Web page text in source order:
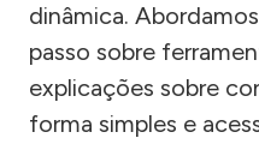
dinâmica.
passo sobre
explicações sobre
forma simples e